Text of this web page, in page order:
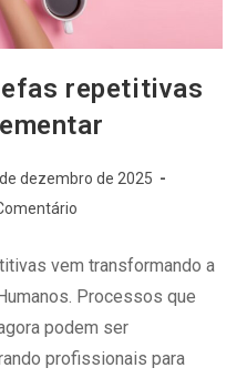
repetitivas
dezembro de 2025
vem transformando a
Processos que
podem ser
profissionais para